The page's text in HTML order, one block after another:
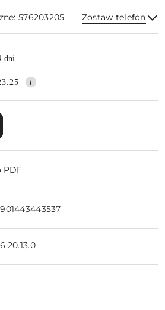
576203205 Zostaw telefon
dni
PDF